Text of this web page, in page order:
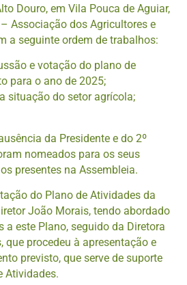
Douro, em Vila Pouca de Aguiar,
Associação dos Agricultores e
a seguinte ordem de trabalhos:
e votação do plano de
para o ano de 2025;
situação do setor agrícola;
da Presidente e do 2º
nomeados para os seus
presentes na Assembleia.
do Plano de Atividades da
João Morais, tendo abordado
a este Plano, seguido da Diretora
que procedeu à apresentação e
previsto, que serve de suporte
Atividades.